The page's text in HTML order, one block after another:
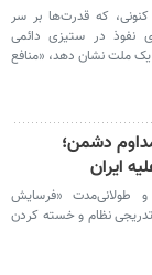
که قدرت‌ها بر سر
نفوذ در ستیزی دائمی
ملت نشان دهد، «منافع
دشمن؛
ایران
و طولانی‌مدت «فرسایش
نظام و خسته کردن